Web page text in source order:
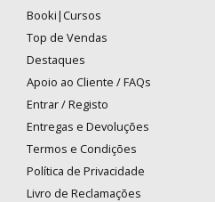
Booki|Cursos
Top de Vendas
Destaques
Apoio ao Cliente / FAQs
Entrar / Registo
Entregas e Devoluções
Termos e Condições
Política de Privacidade
Livro de Reclamações